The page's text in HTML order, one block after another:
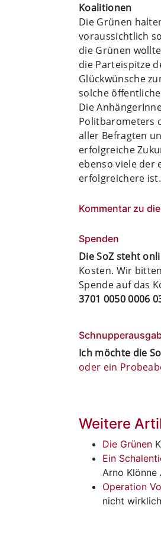
Koalitionen
Die Grünen
voraussichtlich
die Grünen
die Parteispitze
Glückwünsche
solche
Die
Politbarometers
aller Befragten
erfolgreiche
ebenso viele der
erfolgreichere ist.
Kommentar zu
Spenden
Die SoZ steht
Kosten. Wir
Spende auf das
3701 0050 0006
Ich möchte die
oder ein
Weitere
Die Grünen
Ein
Arno
Operation
nicht